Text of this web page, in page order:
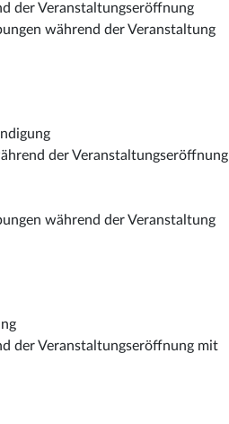
der Veranstaltungseröffnung
während der Veranstaltung
der Veranstaltungseröffnung
während der Veranstaltung
der Veranstaltungseröffnung mit